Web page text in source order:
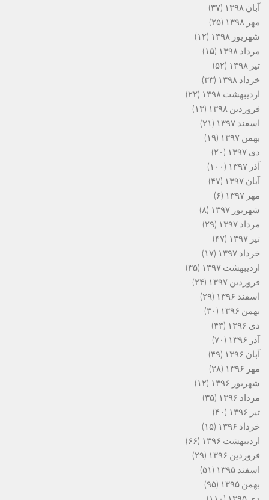
آبان ۱۳۹۸
(۳۷)
مهر ۱۳۹۸
(۲۵)
شهریور ۱۳۹۸
(۱۲)
مرداد ۱۳۹۸
(۱۵)
تیر ۱۳۹۸
(۵۲)
خرداد ۱۳۹۸
(۳۳)
اردیبهشت ۱۳۹۸
(۲۲)
فروردین ۱۳۹۸
(۱۳)
اسفند ۱۳۹۷
(۲۱)
بهمن ۱۳۹۷
(۱۹)
دی ۱۳۹۷
(۲۰)
آذر ۱۳۹۷
(۱۰۰)
آبان ۱۳۹۷
(۴۷)
مهر ۱۳۹۷
(۶)
شهریور ۱۳۹۷
(۸)
مرداد ۱۳۹۷
(۲۹)
تیر ۱۳۹۷
(۴۷)
خرداد ۱۳۹۷
(۱۷)
اردیبهشت ۱۳۹۷
(۳۵)
فروردین ۱۳۹۷
(۲۴)
اسفند ۱۳۹۶
(۲۹)
بهمن ۱۳۹۶
(۳۰)
دی ۱۳۹۶
(۴۳)
آذر ۱۳۹۶
(۷۰)
آبان ۱۳۹۶
(۴۹)
مهر ۱۳۹۶
(۲۸)
شهریور ۱۳۹۶
(۱۲)
مرداد ۱۳۹۶
(۳۵)
تیر ۱۳۹۶
(۴۰)
خرداد ۱۳۹۶
(۱۵)
اردیبهشت ۱۳۹۶
(۶۶)
فروردین ۱۳۹۶
(۲۹)
اسفند ۱۳۹۵
(۵۱)
بهمن ۱۳۹۵
(۹۵)